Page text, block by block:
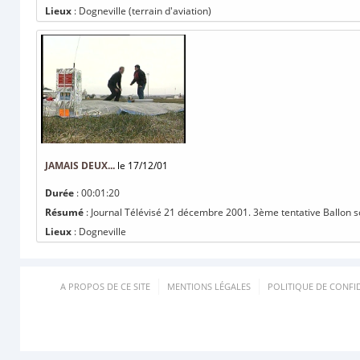
Lieux : Dogneville (terrain d'aviation)
JAMAIS DEUX... le 17/12/01
Durée : 00:01:20
Résumé : Journal Télévisé 21 décembre 2001. 3ème tentative Ballon
Lieux : Dogneville
A PROPOS DE CE SITE MENTIONS LÉGALES POLITIQUE DE